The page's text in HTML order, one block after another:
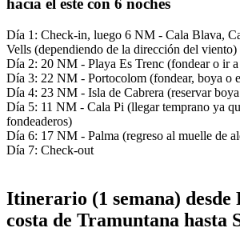
hacia el este con 6 noches
Día 1: Check-in, luego 6 NM - Cala Blava,
Vells (dependiendo de la dirección del viento)
Día 2: 20 NM - Playa Es Trenc (fondear o ir
Día 3: 22 NM - Portocolom (fondear, boya o
Día 4: 23 NM - Isla de Cabrera (reservar
Día 5: 11 NM - Cala Pi (llegar temprano ya
fondeaderos)
Día 6: 17 NM - Palma (regreso al muelle de
Día 7: Check-out
Itinerario (1 semana) desde
costa de Tramuntana hasta